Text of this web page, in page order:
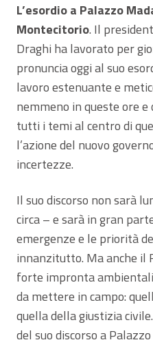
L’esordio a Palazzo
Montecitorio. Il
Draghi ha lavorato per
pronuncia oggi al suo
lavoro estenuante e
nemmeno in queste ore e
tutti i temi al centro di
l’azione del nuovo
incertezze.
Il suo discorso non sarà
circa – e sarà in gran
emergenze e le priorità
innanzitutto. Ma anche il
forte impronta
da mettere in campo:
quella della giustizia
del suo discorso a Palazzo